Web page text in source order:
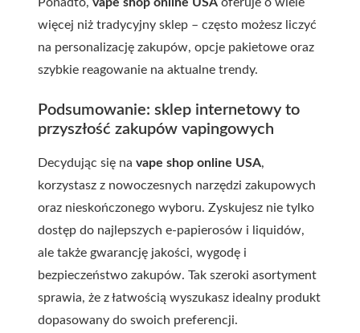
więcej niż tradycyjny sklep – często możesz liczyć
na personalizację zakupów, opcje pakietowe oraz
szybkie reagowanie na aktualne trendy.
Podsumowanie: sklep internetowy to
przyszłość zakupów vapingowych
Decydując się na vape shop online USA,
korzystasz z nowoczesnych narzędzi zakupowych
oraz nieskończonego wyboru. Zyskujesz nie tylko
dostęp do najlepszych e‑papierosów i liquidów,
ale także gwarancję jakości, wygodę i
bezpieczeństwo zakupów. Tak szeroki asortyment
sprawia, że z łatwością wyszukasz idealny produkt
dopasowany do swoich preferencji.